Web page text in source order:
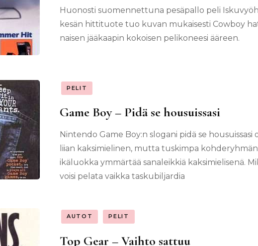
Huonosti suomennettuna pesäpallo peli
kesän hittituote tuo kuvan mukaisesti Cowboy
naisen jääkaapin kokoisen pelikoneesi ääreen.
PELIT
Game Boy – Pidä se housuissasi
Nintendo Game Boy:n slogani pidä se housuissasi
liian kaksimielinen, mutta tuskimpa kohderyhmän
ikäluokka ymmärtää sanaleikkiä kaksimielisenä.
voisi pelata vaikka taskubiljardia
AUTOT PELIT
Top Gear – Vaihto sattuu